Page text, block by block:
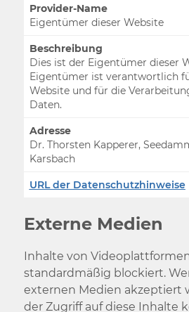
Provider-Name
Eigentümer dieser Website
Beschreibung
Dies ist der Eigentümer dieser
Eigentümer ist verantwortlich
Website und für die
Daten.
Adresse
Dr. Thorsten Kapperer,
Karsbach
URL der Datenschutzhinweise
Externe Medien
Inhalte von
standardmäßig blockiert.
externen Medien akzeptiert
der Zugriff auf diese Inhalte